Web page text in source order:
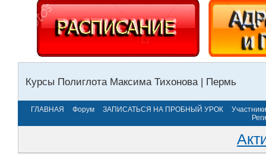
Курсы Полиглота Максима Тихонова | Пермь
ГЛАВНАЯ Форум ЗАПИСАТЬСЯ НА ПРОБНЫЙ УРОК
Участники